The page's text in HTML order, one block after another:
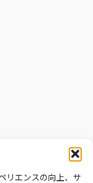
リエンスの向上、サ